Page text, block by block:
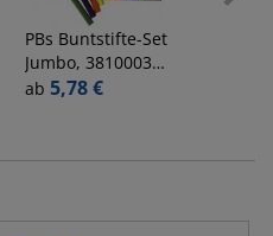
PBs Buntstifte-Set
Jumbo, 3810003-
99, farbig
ab 5,78 €